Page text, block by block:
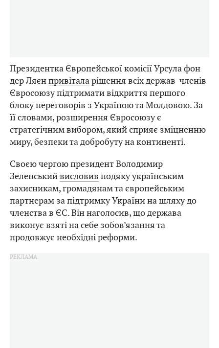
Президентка Європейської комісії Урсула фон
дер Ляєнпривіталарішення всіх держав-членів
Євросоюзу підтримати відкриття першого
блоку переговорів з Україною та Молдовою. За
її словами, розширення Євросоюзу є
стратегічним вибором, який сприяє зміцненню
миру, безпеки та добробуту на континенті.
Своєю чергою президент Володимир
Зеленськийвисловив подяку українським
захисникам, громадянам та європейським
партнерам за підтримку України на шляху до
членства в ЄС. Він наголосив, що держава
виконує взяті на себе зобов’язання та
продовжує необхідні реформи.